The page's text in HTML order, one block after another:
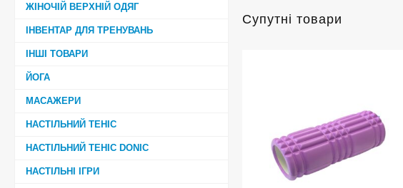
ЖІНОЧІЙ ВЕРХНІЙ ОДЯГ
ІНВЕНТАР ДЛЯ ТРЕНУВАНЬ
ІНШІ ТОВАРИ
ЙОГА
МАСАЖЕРИ
НАСТІЛЬНИЙ ТЕНІС
НАСТІЛЬНИЙ ТЕНІС DONIC
НАСТІЛЬНІ ІГРИ
Супутні товари